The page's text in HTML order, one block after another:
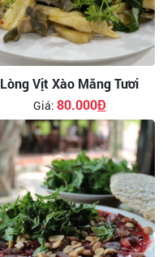
Lòng Vịt Xào Măng Tươi
Giá: 80.000Đ